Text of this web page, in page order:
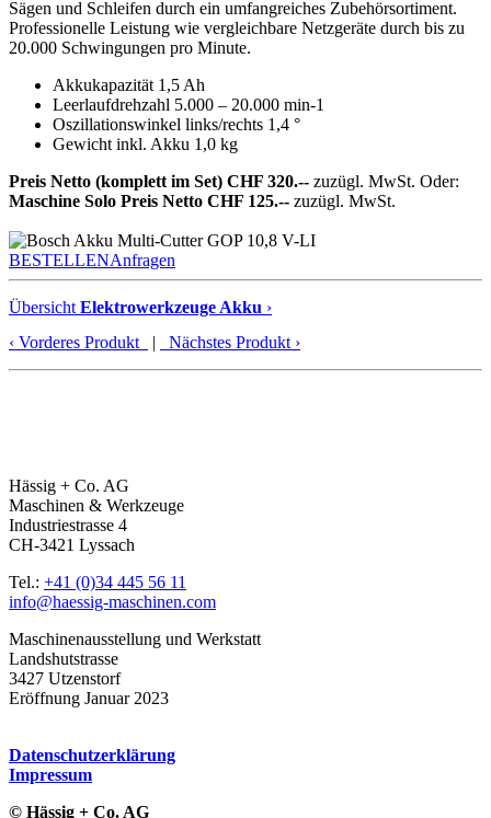
Sägen und Schleifen durch ein umfangreiches Zubehörsortiment.
Professionelle Leistung wie vergleichbare Netzgeräte durch bis zu
20.000 Schwingungen pro Minute.
Akkukapazität 1,5 Ah
Leerlaufdrehzahl 5.000 – 20.000 min-1
Oszillationswinkel links/rechts 1,4 °
Gewicht inkl. Akku 1,0 kg
Preis Netto (komplett im Set) CHF 320.-- zuzügl. MwSt. Oder:
Maschine Solo Preis Netto CHF 125.-- zuzügl. MwSt.
BESTELLENAnfragen
ÜbersichtElektrowerkzeuge Akku ›
‹ Vorderes Produkt | Nächstes Produkt ›
Hässig + Co. AG
Maschinen & Werkzeuge
Industriestrasse 4
CH-3421 Lyssach
Tel.: +41 (0)34 445 56 11
info@haessig-maschinen.com
Maschinenausstellung und Werkstatt
Landshutstrasse
3427 Utzenstorf
Eröffnung Januar 2023
Datenschutzerklärung
Impressum
© Hässig + Co. AG